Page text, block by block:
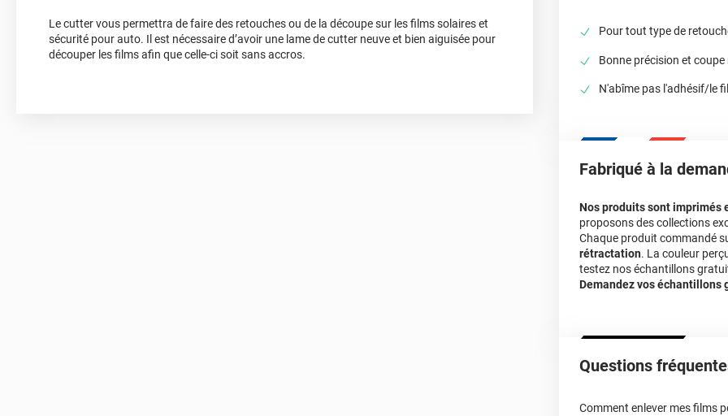
Le cutter vous permettra de faire des retouches ou de la découpe sur les films solaires et
sécurité pour auto. Il est nécessaire d’avoir une lame de cutter neuve et bien aiguisée pour
découper les films afin que celle-ci soit sans accros.
Pour tout type de
Bonne précision et coupe
N'abîme pas l'adhésif/le
Fabriqué à la
Nos produits sont imprimés
proposons des collections
Chaque produit commandé
rétractation. La couleur
testez nos échantillons
Demandez vos échantillons
Questions
Comment enlever mes films